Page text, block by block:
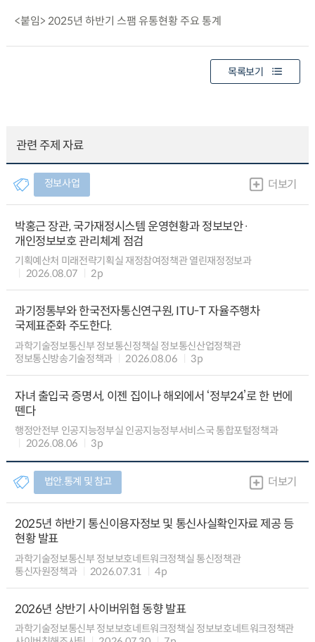
<붙임> 2025년 하반기 스팸 유통현황 주요 통계
목록보기
관련 주제 자료
정보사업 더보기
박홍근 장관, 국가재정시스템 운영현황과 정보보안·
개인정보보호 관리체계 점검
기획예산처 미래전략기획실 재정참여정책관 열린재정정보과
2026.08.07
2p
과기정통부와 한국전자통신연구원, ITU-T 자율주행차
국제표준화 주도한다.
과학기술정보통신부 정보통신정책실 정보통신산업정책관
정보통신방송기술정책과
2026.08.06 3p
자녀 출입국 증명서, 이젠 집이나 해외에서 ‘정부24’로 한 번에
뗀다
행정안전부 인공지능정부실 인공지능정부서비스국 통합포털정책과
2026.08.06
3p
법안.통계 및 참고 더보기
2025년 하반기 통신이용자정보 및 통신사실확인자료 제공 등
현황 발표
과학기술정보통신부 정보보호네트워크정책실 통신정책관
통신자원정책과
2026.07.31 4p
2026년 상반기 사이버위협 동향 발표
과학기술정보통신부 정보보호네트워크정책실 정보보호네트워크정책관